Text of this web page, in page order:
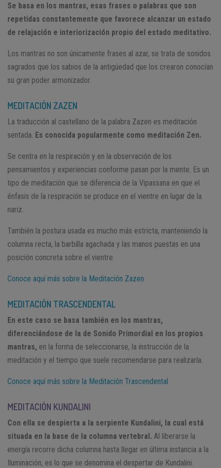
Se basa en los mantras, esas frases o palabras que son
repetidas constantemente que favorece alcanzar un estado
de relajación e interiorización propio del estado meditativo.
Los mantras no son únicamente frases al azar, se trata de sonidos
sagrados que los sabios de la antigüedad que los crearon conocían
su gran poder armonizador.
MEDITACIÓN ZAZEN
La traducción al castellano de la palabra Zazen es meditación
sentada. Es conocida popularmente como meditación Zen.
Se centra en la respiración y en la observación de los
pensamientos y experiencias conforme pasan por la mente. Es un
tipo de meditación que se diferencia de la Vipassana en que el
énfasis de la respiración se produce en el vientre en lugar de la
nariz.
También la postura usada es mucho más estricta, manteniendo la
columna recta, la barbilla agachada y las manos puestas en una
posición concreta sobre el vientre.
Conoce aquí más sobre la Meditación Zazen
MEDITACIÓN TRASCENDENTAL
En este caso se basa también en los mantras,
diferenciándose de la de Sonido Primordial en los propios
mantras, en la forma de seleccionarse, la instrucción de la
meditación y el tiempo que suele recomendarse para realizarla.
Conoce aquí más sobre la Meditación Trascendental
MEDITACIÓN KUNDALINI
Con ella se despierta a la serpiente Kundalini, la cual está
situada en la base de la columna vertebral. Al liberarse la
energía recorre dicha columna hasta llegar en última instancia a la
Iluminación, es lo que se denomina el despertar de Kundalini.